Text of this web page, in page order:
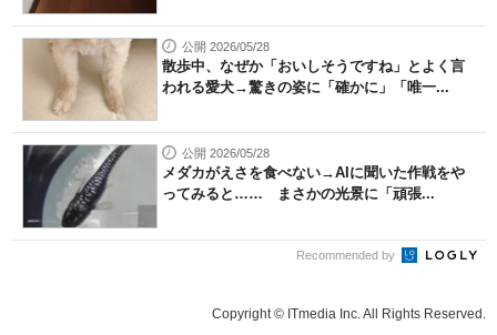
公開 2026/05/28
散歩中、なぜか「おいしそうですね」とよく言
われる愛犬→驚きの姿に「確かに」「唯一...
公開 2026/05/28
メダカがえさを食べない→AIに聞いた作戦をや
ってみると…… まさかの光景に「頑張...
Recommended by
Copyright © ITmedia Inc. All Rights Reserved.